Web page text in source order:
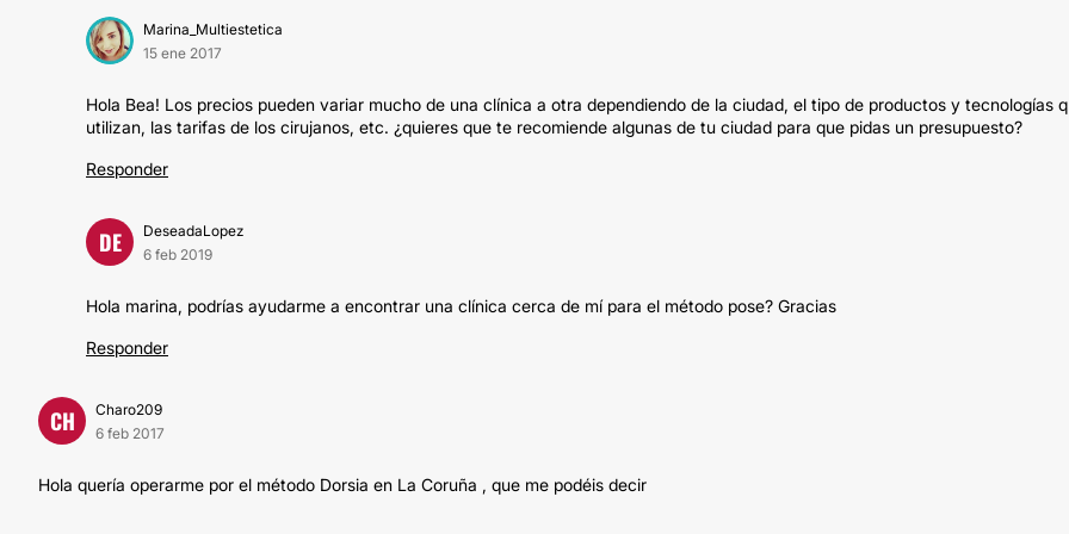
Marina_Multiestetica
15 ene 2017
Hola Bea! Los precios pueden variar mucho de una clínica a otra dependiendo de la ciudad, el tipo de productos y tecnologías
utilizan, las tarifas de los cirujanos, etc. ¿quieres que te recomiende algunas de tu ciudad para que pidas un presupuesto?
Responder
DE
DeseadaLopez
6 feb 2019
Hola marina, podrías ayudarme a encontrar una clínica cerca de mí para el método pose? Gracias
Responder
CH
Charo209
6 feb 2017
Hola quería operarme por el método Dorsia en La Coruña , que me podéis decir